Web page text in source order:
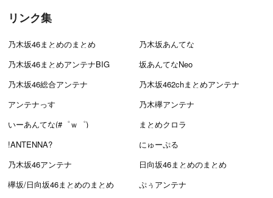
リンク集
乃木坂46まとめのまとめ
乃木坂あんてな
乃木坂46まとめアンテナBIG
坂あんてなNeo
乃木坂46総合アンテナ
乃木坂462chまとめアンテナ
アンテナっす
乃木欅アンテナ
いーあんてな(#゜ｗ゜)
まとめクロラ
!ANTENNA?
にゅーぷる
乃木坂46アンテナ
日向坂46まとめのまとめ
欅坂/日向坂46まとめのまとめ
ぷぅアンテナ